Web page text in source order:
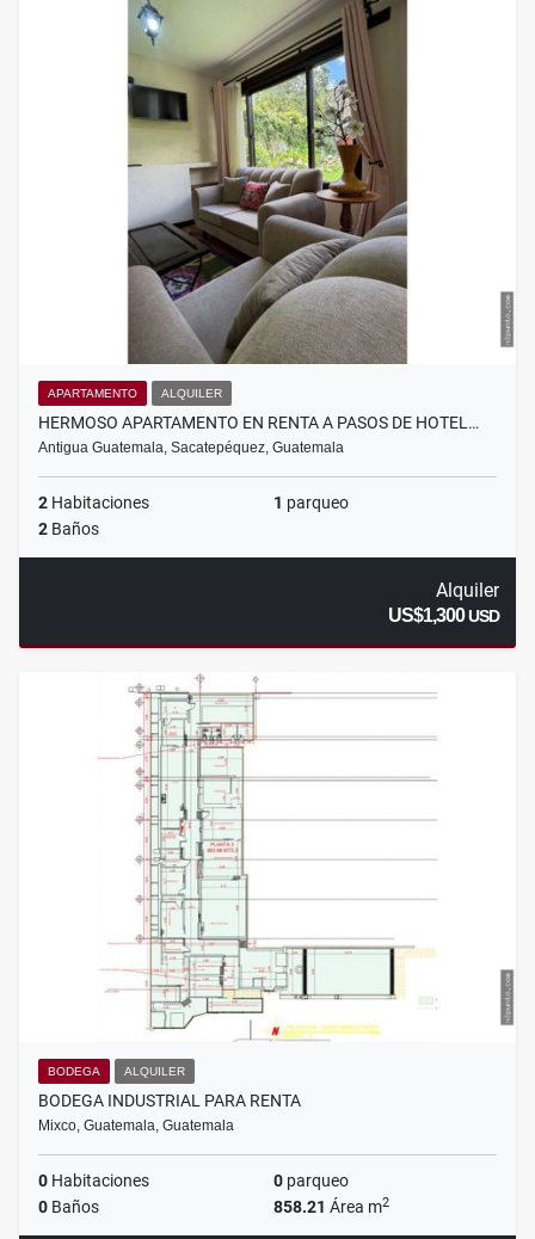
APARTAMENTO ALQUILER
HERMOSO APARTAMENTO EN RENTA A PASOS DE HOTEL…
Antigua Guatemala, Sacatepéquez, Guatemala
2 Habitaciones 1 parqueo
2 Baños
Alquiler
US$1,300USD
BODEGA ALQUILER
BODEGA INDUSTRIAL PARA RENTA
Mixco, Guatemala, Guatemala
0 Habitaciones 0 parqueo
0 Baños 858.21 Área m2